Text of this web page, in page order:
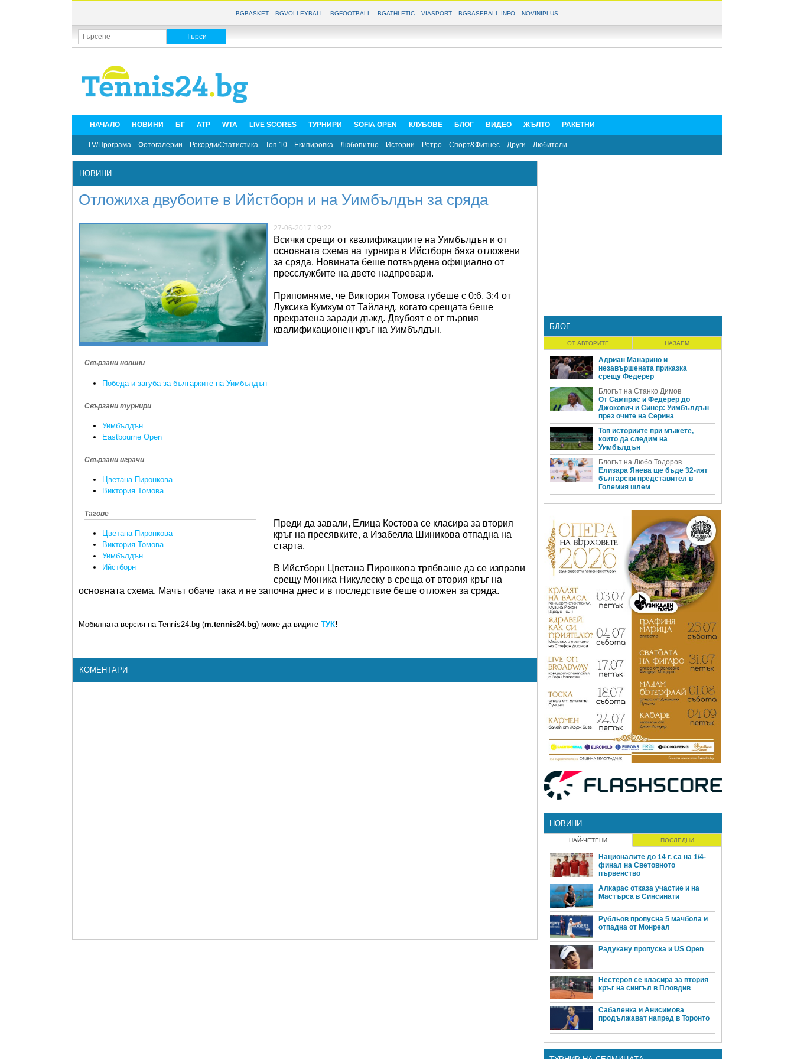
BGBASKET BGVOLLEYBALL BGFOOTBALL BGATHLETIC VIASPORT BGBASEBALL.INFO NOVINIPLUS
НАЧАЛО НОВИНИ БГ ATP WTA LIVE SCORES ТУРНИРИ SOFIA OPEN КЛУБОВЕ БЛОГ ВИДЕО ЖЪЛТО РАКЕТНИ
TV/Програма Фотогалерии Рекорди/Статистика Топ 10 Екипировка Любопитно Истории Ретро Спорт&Фитнес Други Любители
НОВИНИ
Отложиха двубоите в Ийстборн и на Уимбълдън за сряда
Свързани новини
Победа и загуба за българките на Уимбълдън
Свързани турнири
Уимбълдън
Eastbourne Open
Свързани играчи
Цветана Пиронкова
Виктория Томова
Тагове
Цветана Пиронкова
Виктория Томова
Уимбълдън
Ийстборн
27-06-2017 19:22
Всички срещи от квалификациите на Уимбълдън и от
основната схема на турнира в Ийстборн бяха отложени
за сряда. Новината беше потвърдена официално от
пресслужбите на двете надпревари.
Припомняме, че Виктория Томова губеше с 0:6, 3:4 от
Луксика Кумхум от Тайланд, когато срещата беше
прекратена заради дъжд. Двубоят е от първия
квалификационен кръг на Уимбълдън.
Преди да завали, Елица Костова се класира за втория
кръг на пресявките, а Изабелла Шиникова отпадна на
старта.
В Ийстборн Цветана Пиронкова трябваше да се изправи
срещу Моника Никулеску в среща от втория кръг на
основната схема. Мачът обаче така и не започна днес и в последствие беше отложен за сряда.
Мобилната версия на Tennis24.bg (m.tennis24.bg) може да видите ТУК!
КОМЕНТАРИ
БЛОГ
ОТ АВТОРИТЕ НАЗАЕМ
Адриан Манарино и
незавършената приказка
срещу Федерер
Блогът на Станко Димов
От Сампрас и Федерер до
Джокович и Синер: Уимбълдън
през очите на Серина
Топ историите при мъжете,
които да следим на
Уимбълдън
Блогът на Любо Тодоров
Елизара Янева ще бъде 32-ият
български представител в
Големия шлем
НОВИНИ
НАЙ-ЧЕТЕНИ ПОСЛЕДНИ
Националите до 14 г. са на 1/4-
финал на Световното
първенство
Алкарас отказа участие и на
Мастърса в Синсинати
Рубльов пропусна 5 мачбола и
отпадна от Монреал
Радукану пропуска и US Open
Нестеров се класира за втория
кръг на сингъл в Пловдив
Сабаленка и Анисимова
продължават напред в Торонто